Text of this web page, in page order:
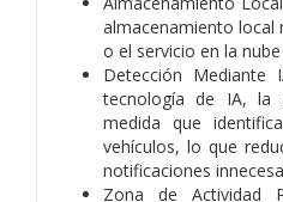
almacenamiento local
o el servicio en la
Detección Mediante
tecnología de IA, la
medida que
vehículos, lo que
notificaciones
Zona de Actividad